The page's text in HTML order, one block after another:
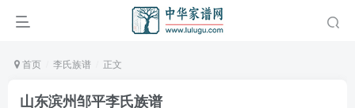
首页 李氏族谱 正文
山东滨州邹平李氏族谱